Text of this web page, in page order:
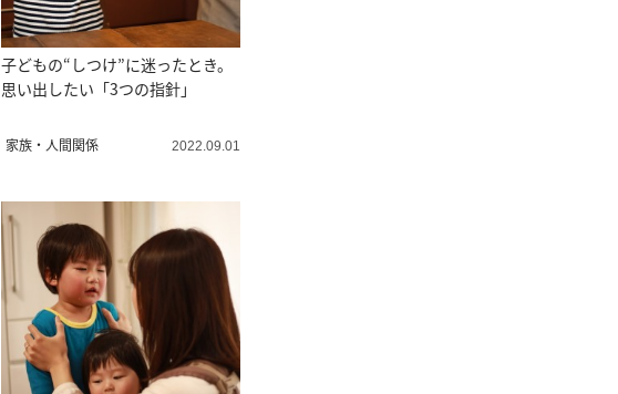
子どもの“しつけ”に迷ったとき。
思い出したい「3つの指針」
家族・人間関係 2022.09.01